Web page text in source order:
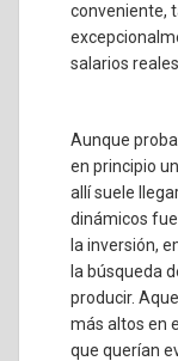
conveniente,
salarios
Aunque
en principio
allí suele
dinámicos
la inversión,
la búsqueda
producir.
más altos en
que querían